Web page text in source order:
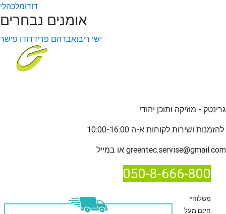
דודומלכהלי
אומנים נבחרים
ישי ריבואברהם פרידדודו פישר
גרינטק - מוזיקה ותוכן יהודי
להזמנות ו
greentec.servise@gmail.com
050-8-666-800
*משלוח
חינם מעל